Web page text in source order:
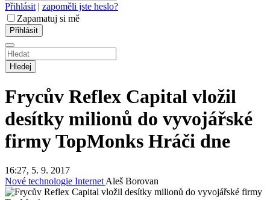
Přihlásit | zapoměli jste heslo?
Zapamatuj si mě
Hledej
Frycův Reflex Capital vložil
desítky milionů do vyvojářské
firmy TopMonks Hráči dne
16:27, 5. 9. 2017
Nové technologie InternetAleš Borovan